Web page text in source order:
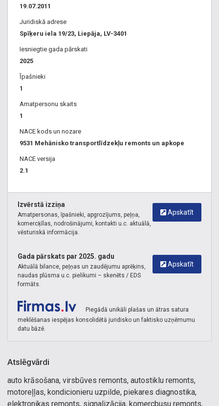
19.07.2011
Juridiskā adrese
Spīķeru iela 19/23, Liepāja, LV-3401
Iesniegtie gada pārskati
2025
Īpašnieki
1
Amatpersonu skaits
1
NACE kods un nozare
9531 Mehānisko transportlīdzekļu remonts un apkope
NACE versija
2.1
Apskatīt
Izvērstā izziņa
Amatpersonas, īpašnieki, apgrozījums, peļņa,
komercķīlas, nodrošinājumi, kontakti u.c. aktuālā,
vēsturiskā informācija.
Apskatīt
Gada pārskats par 2025. gadu
Aktuālā bilance, peļņas un zaudējumu aprēķins,
naudas plūsma u.c. pielikumi – skenēts / EDS
formāts.
Piegādā unikāli plašas un ātras satura
meklēšanas iespējas konsolidētā juridisko un faktisko uzņēmumu
datu bāzē.
Atslēgvārdi
auto krāsošana, virsbūves remonts, autostiklu remonts,
motoreļļas, kondicionieru uzpilde, piekares diagnostika,
elektronikas remonts, signalizācija, komercbusu remonts,